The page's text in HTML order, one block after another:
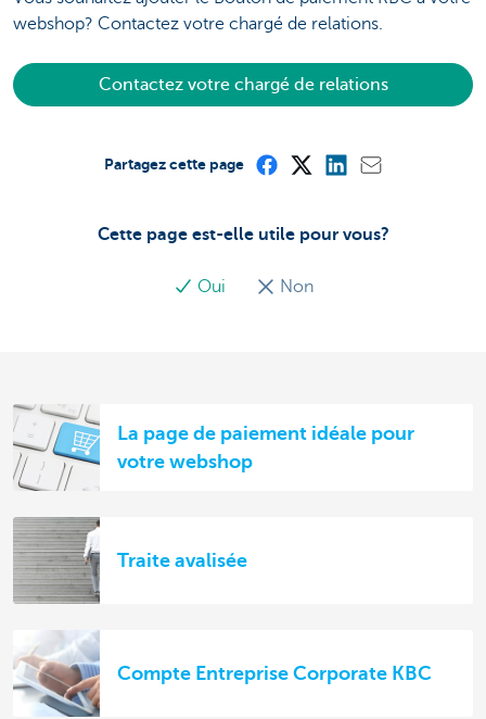
webshop? Contactez votre chargé de relations.
Contactez votre chargé de relations
Cette page est-elle utile pour vous?
Oui Non
Partagez cette page
La page de paiement idéale pour
votre webshop
Traite avalisée
Compte Entreprise Corporate KBC